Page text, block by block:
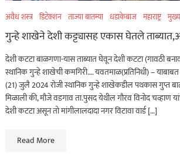
अवैध शस्त्र डिटेक्शन ताज्या बातम्या धडाकेबाज महाराष्ट्र
गुन्हे शाखेने देशी कट्ट्यासह एकास घेतले
देशी कटटा बाळगणा-यास ताब्यात घेवून देशी कटटा (गावठी
स्थानिक गुन्हे शाखेची कमगिरी…. यवतमाळ(प्रतिनिधी) –
(21) जुलै 2024 रोजी स्थानिक गुन्हे शाखेकडील पथकास गुप्त
मिळाली की, मौजे वडगाव ता.पुसद येथील गौरव विनोद चव्हाण
देशी कटटा असून तो मांगीलालदादा नगर विटावा वार्ड […]
Read More